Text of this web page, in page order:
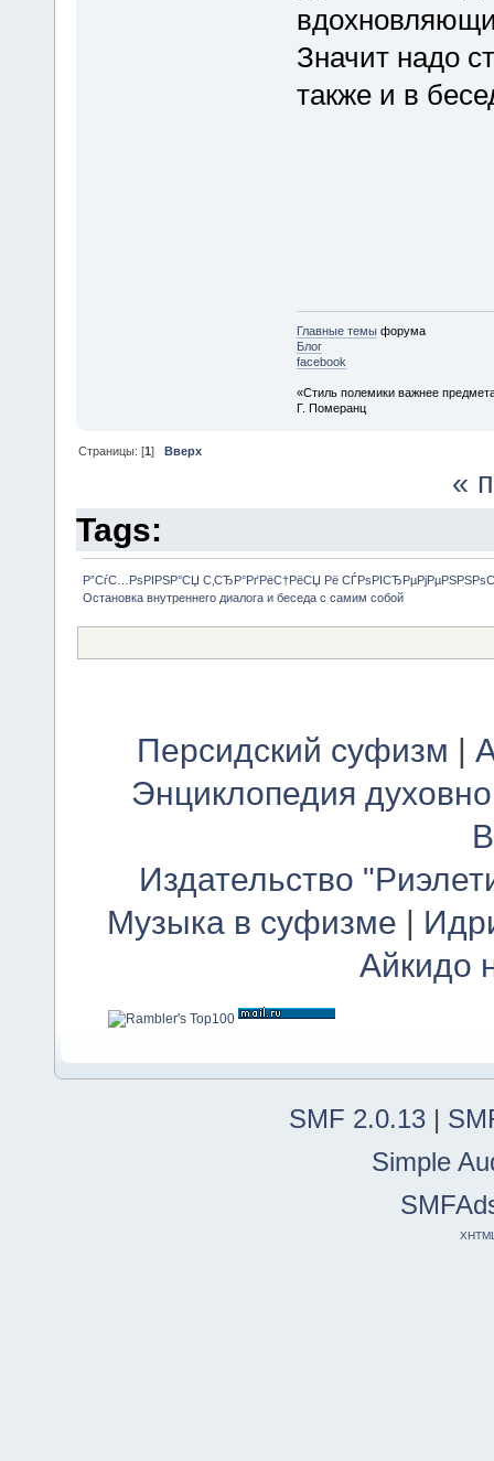
Значит надо
также и в
Главные темыфорума
Блог
facebook
«Стиль полемики важнее
Г. Померанц
Страницы: [1]Вверх
«
Tags:
Р”СѓС…РѕРІРЅР°СЏ С‚СЂР°РґРёС†РёСЏ Рё
Остановка внутреннего диалога и беседа с самим собой
Персидский суфизм |
Энциклопедия
Издательство
Музыка в суфизме |
Айкидо
SMF 2.0.13 |
Simple